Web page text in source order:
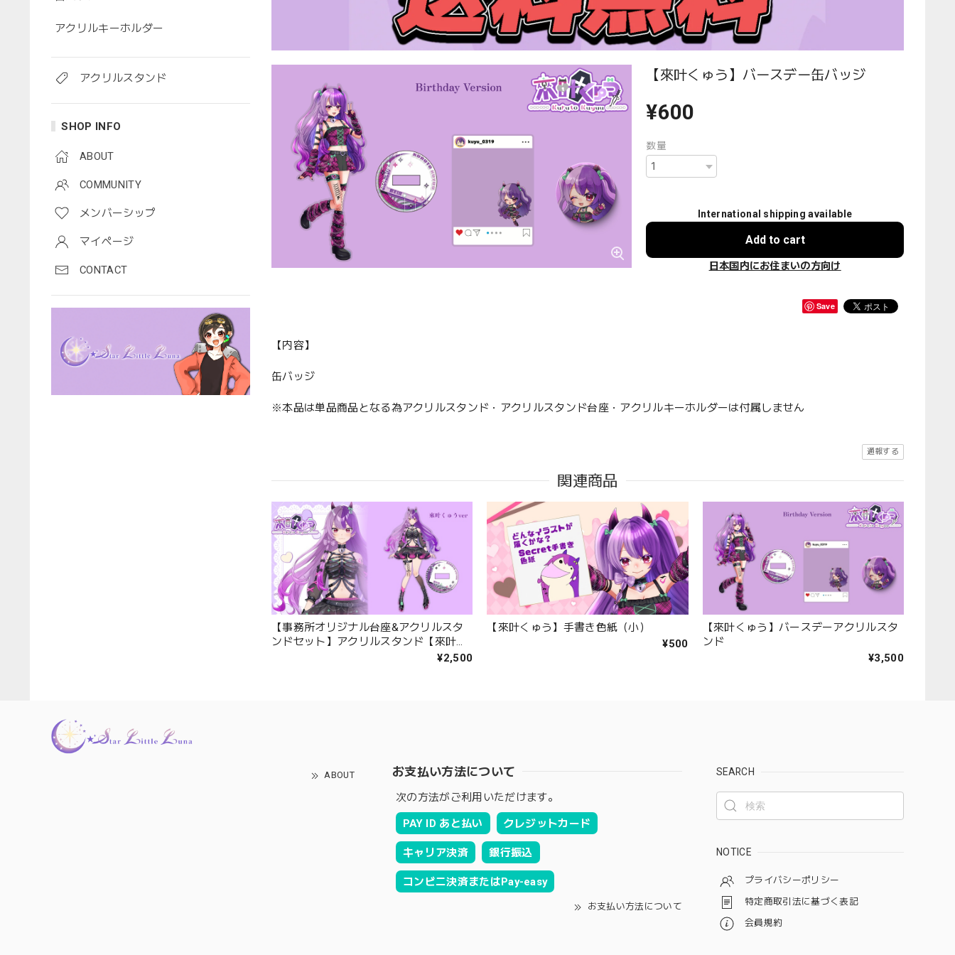
アクリルキーホルダー
アクリルスタンド
SHOP INFO
ABOUT
COMMUNITY
メンバーシップ
マイページ
CONTACT
【來叶くゅう】バースデー缶バッジ
¥600
数量
International shipping available
Add to cart
日本国内にお住まいの方向け
Save
【内容】
缶バッジ
※本品は単品商品となる為アクリルスタンド・アクリルスタンド台座・アクリルキーホルダーは付属しません
通報する
関連商品
【事務所オリジナル台座&アクリルスタ
ンドセット】アクリルスタンド【來叶く
¥2,500
【來叶くゅう】手書き色紙（小）
¥500
【來叶くゅう】バースデーアクリルスタ
ンド
¥3,500
ABOUT お支払い方法について
次の方法がご利用いただけます。
PAY ID あと払い クレジットカード
キャリア決済 銀行振込
コンビニ決済またはPay-easy
お支払い方法について
SEARCH
NOTICE
プライバシーポリシー
特定商取引法に基づく表記
会員規約